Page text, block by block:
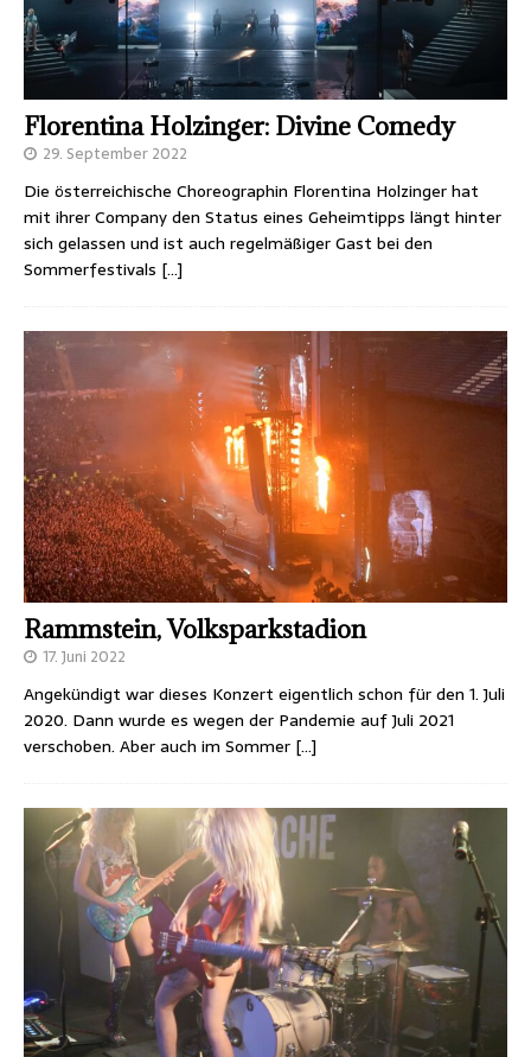
Florentina Holzinger: Divine Comedy
29. September 2022
Die österreichische Choreographin Florentina Holzinger hat
mit ihrer Company den Status eines Geheimtipps längt hinter
sich gelassen und ist auch regelmäßiger Gast bei den
Sommerfestivals […]
Rammstein, Volksparkstadion
17. Juni 2022
Angekündigt war dieses Konzert eigentlich schon für den 1. Juli
2020. Dann wurde es wegen der Pandemie auf Juli 2021
verschoben. Aber auch im Sommer […]